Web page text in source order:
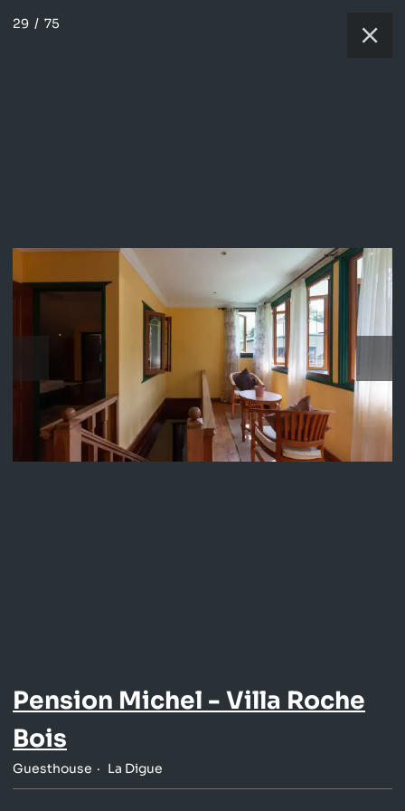
29 / 75
Pension Michel - Villa Roche
Bois
Guesthouse La Digue